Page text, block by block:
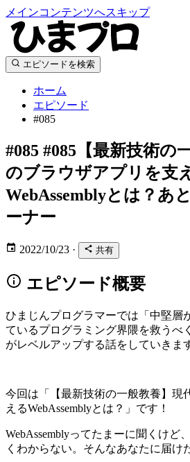
メインコンテンツへスキップ
エピソードを検索
ホーム
エピソード
#085
#085 #085【最新技術の
のブラウザアプリを支
WebAssemblyとは？あ
ーナー
2022/10/23 · 共有
エピソード概要
ひまじんプログラマーでは「中堅層
ているプログラミング界隈を救うべ
がレベルアップする話をしていきま
今回は「【最新技術の一般教養】現
えるWebAssemblyとは？」です！
WebAssemblyってたまーに聞くけど
くわからない。そんなあなたに届け